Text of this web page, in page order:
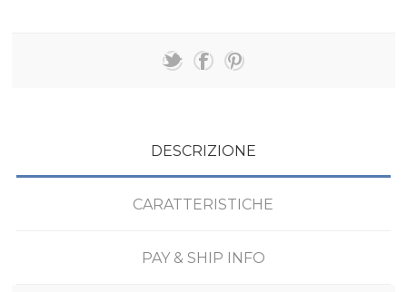
DESCRIZIONE
CARATTERISTICHE
PAY & SHIP INFO